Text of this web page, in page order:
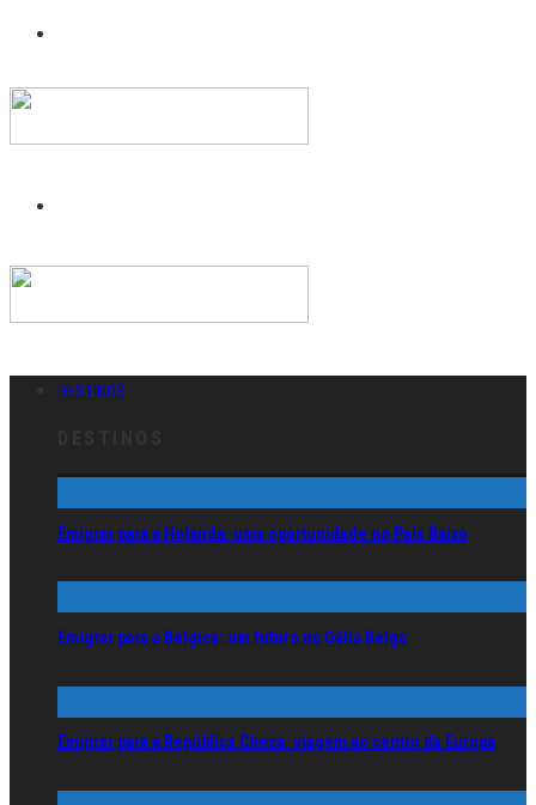
DESTINOS
Emigrar para a Holanda: uma oportunidade no País Baixo
Emigrar para a Bélgica: um futuro na Gália Belga
Emigrar para a República Checa: viagem ao centro da Europa